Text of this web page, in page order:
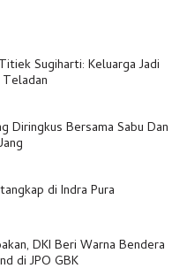
Sugiharti: Keluarga Jadi
Diringkus Bersama Sabu Dan
di Indra Pura
DKI Beri Warna Bendera
di JPO GBK